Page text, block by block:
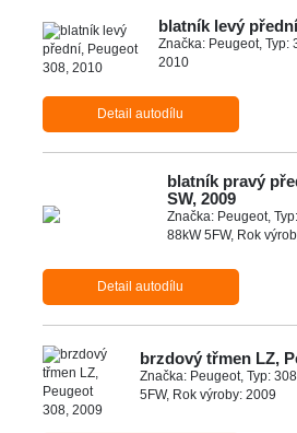
blatník levý
Značka: Peugeot, Typ:
2010
Detail autodílu
blatník pravý
SW, 2009
Značka: Peugeot,
88kW 5FW, Rok
Detail autodílu
brzdový třmen LZ,
Značka: Peugeot, Typ:
5FW, Rok výroby: 2009